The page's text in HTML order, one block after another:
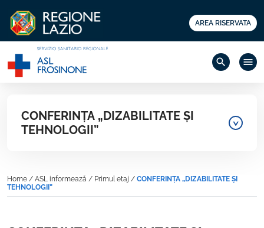
AREA RISERVATA
search menu
CONFERINȚA „DIZABILITATE ȘI
TEHNOLOGII”
Home / ASL informează / Primul etaj / CONFERINȚA „DIZABILITATE ȘI
TEHNOLOGII”